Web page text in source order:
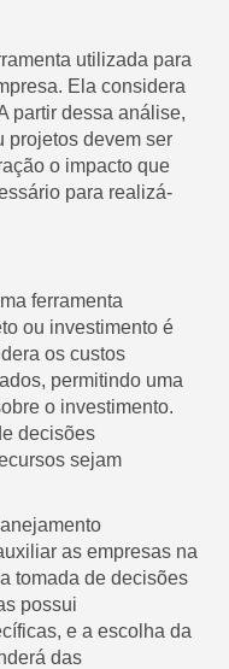
utilizada para
Ela considera
partir dessa análise,
projetos devem ser
o impacto que
para realizá-
ferramenta
ou investimento é
os custos
permitindo uma
o investimento.
decisões
sejam
as empresas na
tomada de decisões
possui
e a escolha da
das